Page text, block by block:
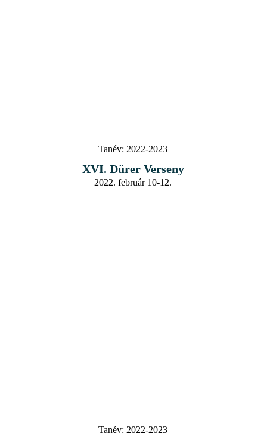
Tanév: 2022-2023
XVI. Dürer Verseny
2022. február 10-12.
Tanév: 2022-2023